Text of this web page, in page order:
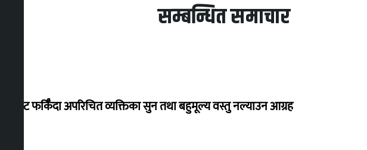
सम्बन्धित समाचार
विदेशबाट फर्किँदा अपरिचित व्यक्तिका सुन तथा बहुमूल्य वस्तु नल्याउन आग्रह